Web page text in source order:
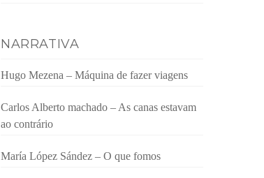
NARRATIVA
Hugo Mezena – Máquina de fazer viagens
Carlos Alberto machado – As canas estavam
ao contrário
María López Sández – O que fomos